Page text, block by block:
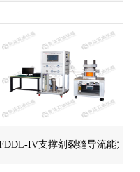
注入系统IV支撑剂裂缝导流能力测